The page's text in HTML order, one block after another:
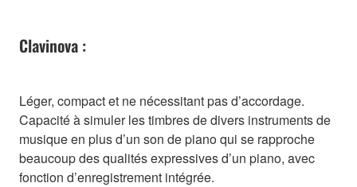
Clavinova :
Léger, compact et ne nécessitant pas d’accordage.
Capacité à simuler les timbres de divers instruments de
musique en plus d’un son de piano qui se rapproche
beaucoup des qualités expressives d’un piano, avec
fonction d’enregistrement intégrée.